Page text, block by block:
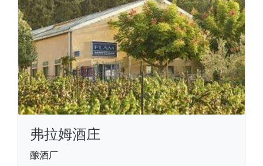
弗拉姆酒庄
酿酒厂